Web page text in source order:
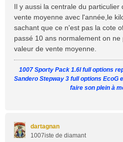
s
g
e
Il y aussi la centrale du particulier
vente moyenne avec l'année,le
sachant que ce n'est pas la cote
passé 10 ans normalement on
valeur de vente moyenne.
1007 Sporty Pack 1.6l full options
Sandero Stepway 3 full options EcoG
faire son plein à
dartagnan
1007iste de diamant